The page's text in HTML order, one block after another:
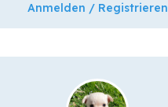
Anmelden / Registrieren